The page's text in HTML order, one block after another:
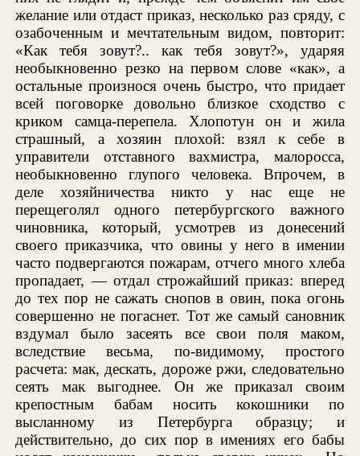
желание или отдаст приказ, несколько раз сряду, с
озабоченным и мечтательным видом, повторит:
«Как тебя зовут?.. как тебя зовут?», ударяя
необыкновенно резко на первом слове «как», а
остальные произнося очень быстро, что придает
всей поговорке довольно близкое сходство с
криком самца-перепела. Хлопотун он и жила
страшный, а хозяин плохой: взял к себе в
управители отставного вахмистра, малоросса,
необыкновенно глупого человека. Впрочем, в
деле хозяйничества никто у нас еще не
перещеголял одного петербургского важного
чиновника, который, усмотрев из донесений
своего приказчика, что овины у него в имении
часто подвергаются пожарам, отчего много хлеба
пропадает, — отдал строжайший приказ: вперед
до тех пор не сажать снопов в овин, пока огонь
совершенно не погаснет. Тот же самый сановник
вздумал было засеять все свои поля маком,
вследствие весьма, по-видимому, простого
расчета: мак, дескать, дороже ржи, следовательно
сеять мак выгоднее. Он же приказал своим
крепостным бабам носить кокошники по
высланному из Петербурга образцу; и
действительно, до сих пор в имениях его бабы